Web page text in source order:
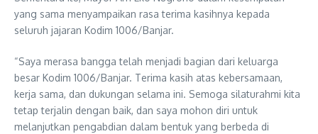
yang sama menyampaikan rasa terima kasihnya kepada
seluruh jajaran Kodim 1006/Banjar.
“Saya merasa bangga telah menjadi bagian dari keluarga
besar Kodim 1006/Banjar. Terima kasih atas kebersamaan,
kerja sama, dan dukungan selama ini. Semoga silaturahmi kita
tetap terjalin dengan baik, dan saya mohon diri untuk
melanjutkan pengabdian dalam bentuk yang berbeda di